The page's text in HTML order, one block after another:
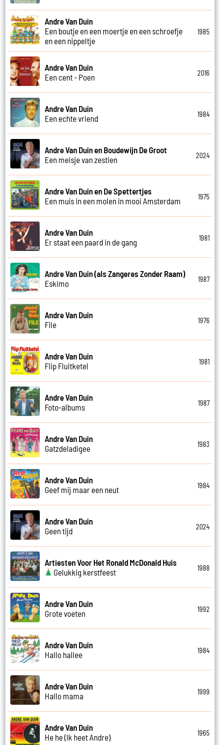
Andre Van Duin
Een boutje en een moertje en een schroefje
en een nippeltje
1985
Andre Van Duin
Een cent - Poen
2016
Andre Van Duin
Een echte vriend
1984
Andre Van Duin en Boudewijn De Groot
Een meisje van zestien
2024
Andre Van Duin en De Spettertjes
Een muis in een molen in mooi Amsterdam
1975
Andre Van Duin
Er staat een paard in de gang
1981
Andre Van Duin (als Zangeres Zonder Raam)
Eskimo
1987
Andre Van Duin
File
1976
Andre Van Duin
Flip Fluitketel
1981
Andre Van Duin
Foto-albums
1987
Andre Van Duin
Gatzdeladigee
1983
Andre Van Duin
Geef mij maar een neut
1984
Andre Van Duin
Geen tijd
2024
Artiesten Voor Het Ronald McDonald Huis
Gelukkig kerstfeest
1988
Andre Van Duin
Grote voeten
1992
Andre Van Duin
Hallo hallee
1984
Andre Van Duin
Hallo mama
1999
Andre Van Duin
He he (Ik heet Andre)
1965